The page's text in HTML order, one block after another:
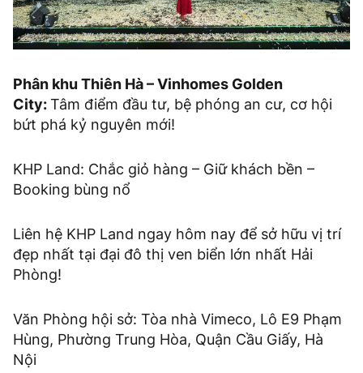
Phân khu Thiên Hà – Vinhomes Golden
City:Tâm điểm đầu tư, bệ phóng an cư, cơ hội
bứt phá kỷ nguyên mới!
KHP Land: Chắc giỏ hàng – Giữ khách bền –
Booking bùng nổ
Liên hệ KHP Land ngay hôm nay để sở hữu vị trí
đẹp nhất tại đại đô thị ven biển lớn nhất Hải
Phòng!
Văn Phòng hội sở: Tòa nhà Vimeco, Lô E9 Phạm
Hùng, Phường Trung Hòa, Quận Cầu Giấy, Hà
Nội